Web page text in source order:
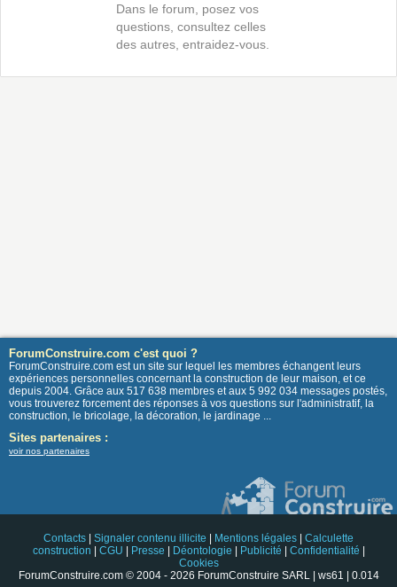
Dans le forum, posez vos
questions, consultez celles
des autres, entraidez-vous.
ForumConstruire.com c'est quoi ?
ForumConstruire.com est un site sur lequel les membres échangent leurs
expériences personnelles concernant la construction de leur maison, et ce
depuis 2004. Grâce aux 517 638 membres et aux 5 992 034 messages postés,
vous trouverez forcement des réponses à vos questions sur l'administratif, la
construction, le bricolage, la décoration, le jardinage ...
Sites partenaires :
voir nos partenaires
Contacts Signaler contenu illicite Mentions légales
Calculette
construction
CGU Presse Déontologie Publicité Confidentialité
Cookies
ForumConstruire.com © 2004 - 2026 ForumConstruire SARL | ws61 | 0.014